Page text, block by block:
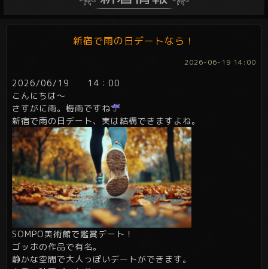
新宿で雨の日デートなら！
2026-06-19 14:00
2026/06/19 14：00
こんにちは～
さすがに雨。梅雨ですね
新宿で雨の日デート、実は結構できますよね。
SOMPO美術館で鑑賞デート！
ゴッホの作品で有名。
静かな空間で大人っぽいデートができます。